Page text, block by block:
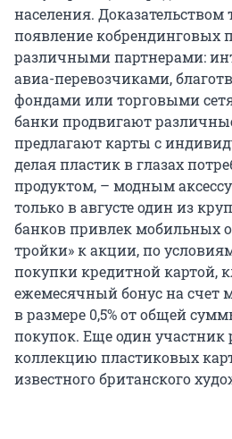
населения.
появление кобрендинговых
различными партнерами:
авиа-перевозчиками,
фондами или торговыми
банки продвигают
предлагают карты с
делая пластик в глазах
продуктом, – модным
только в августе один из
банков привлек мобильных
тройки» к акции, по
покупки кредитной картой,
ежемесячный бонус на счет
в размере 0,5% от общей
покупок. Еще один участник
коллекцию пластиковых
известного британского